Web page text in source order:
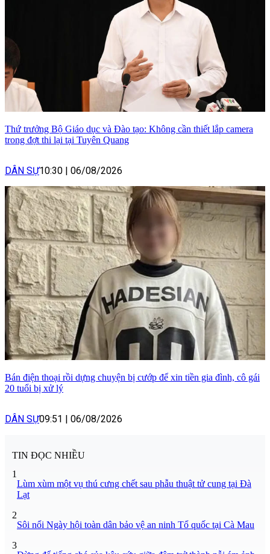
Thứ trưởng Bộ Giáo dục và Đào tạo: Không cần thiết lắp camera
trong đợt thi lại tại Tuyên Quang
DÂN SỰ10:30 | 06/08/2026
Bán điện thoại rồi dựng chuyện bị cướp để xin tiền gia đình, cô gái
20 tuổi bị xử lý
DÂN SỰ09:51 | 06/08/2026
TIN ĐỌC NHIỀU
1
Lùm xùm một vụ thú cưng chết sau phẫu thuật tử cung tại Đà
Lạt
2
Sôi nổi Ngày hội toàn dân bảo vệ an ninh Tổ quốc tại Cà Mau
3